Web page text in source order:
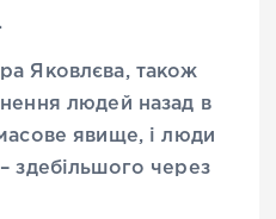
Яковлєва, також
людей назад в
явище, і люди
здебільшого через